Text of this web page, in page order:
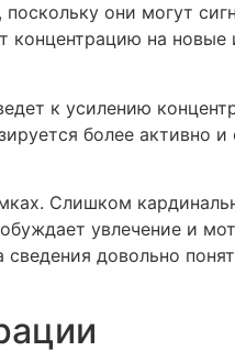
они могут
концентрацию на
к усилению
более активно
Слишком
увлечение и
довольно